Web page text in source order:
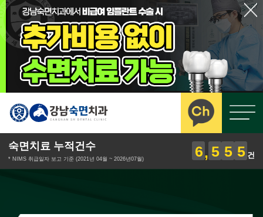
숙면치료 누적건수
* NIMS 취급일자 보고 기준 (2021년 04월 ~ 2026년07월) 6 5 5 5 건